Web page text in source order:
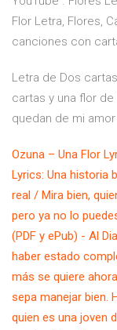
Flor Letra, Flores,
canciones con
Letra de Dos
cartas y una flor
quedan de mi
Ozuna – Una Flor
Lyrics: Una historia
real / Mira bien,
pero ya no lo
(PDF y ePub) - Al
haber estado
más se quiere
sepa manejar bien.
quien es una joven